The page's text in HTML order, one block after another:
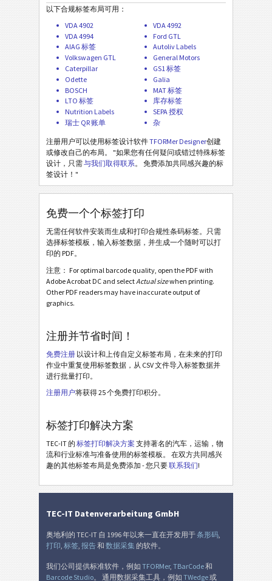
I 库存标签
NF Nutrition Labels
€ SEPA 授权
₣ 瑞士 QR 账单
M 杂
以下合规标签布局可用：
VDA 4902
VDA 4992
VDA 4994
Ford GTL
AIAG 标签
Autoliv Labels
Volkswagen GTL
General Motors
Caterpillar
GS1 标签
Odette
Galia
BOSCH
MAT 标签
LTO 标签
库存标签
Nutrition Labels
SEPA 授权
瑞士 QR 账单
杂
注册用户可以使用标签设计软件TFORMer Designer创建
或修改自己的布局。 "如果您有任何疑问或错过特殊标签
设计，只需与我们取得联系 。 免费添加共同感兴趣的标
签设计！"
免费一个个标签打印
无需任何软件安装而生成和打印合规性条码标签。只需
选择标签模板，输入标签数据，并生成一个随时可以打
印的 PDF。
注意： For optimal barcode quality, open the PDF with
Adobe Acrobat DC and selectActual sizewhen printing.
Other PDF readers may have inaccurate output of
graphics.
注册并节省时间！
免费注册 以设计和上传自定义标签布局，在未来的打印
作业中重复使用标签数据，从 CSV 文件导入标签数据并
进行批量打印。
注册用户将获得 25 个免费打印积分。
标签打印解决方案
TEC-IT 的 标签打印解决方案 支持著名的汽车，运输，物
流和行业标准与准备使用的标签模板。 在双方共同感兴
趣的其他标签布局是免费添加 - 您只要联系我们!
TEC-IT Datenverarbeitung GmbH
奥地利的 TEC-IT 自 1996 年以来一直在开发用于条形码,
打印, 标签, 报告和 数据采集的软件。
我们公司提供标准软件，例如 TFORMer, TBarCode和
Barcode Studio。 通用数据采集工具，例如 TWedge或